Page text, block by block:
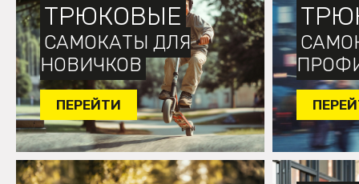
ТРЮКОВЫЕ
САМОКАТЫ ДЛЯ
НОВИЧКОВ
ПЕРЕЙТИ